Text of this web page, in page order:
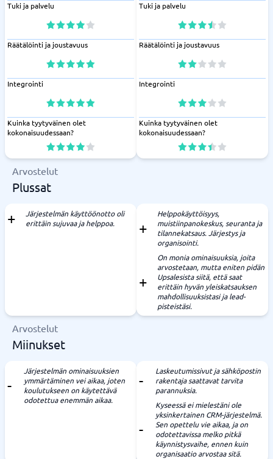
Tuki ja palvelu
Räätälöinti ja joustavuus
Integrointi
Kuinka tyytyväinen olet
kokonaisuudessaan?
Tuki ja palvelu
Räätälöinti ja joustavuus
Integrointi
Kuinka tyytyväinen olet
kokonaisuudessaan?
Arvostelut
Plussat
Järjestelmän käyttöönotto oli
erittäin sujuvaa ja helppoa.
Helppokäyttöisyys,
muistiinpanokeskus, seuranta ja
tilannekatsaus. Järjestys ja
organisointi.
On monia ominaisuuksia, joita
arvostetaan, mutta eniten pidän
Upsalesista siitä, että saat
erittäin hyvän yleiskatsauksen
mahdollisuuksistasi ja lead-
pisteistäsi.
Arvostelut
Miinukset
Järjestelmän ominaisuuksien
ymmärtäminen vei aikaa, joten
koulutukseen on käytettävä
odotettua enemmän aikaa.
Laskeutumissivut ja sähköpostin
rakentaja saattavat tarvita
parannuksia.
Kyseessä ei mielestäni ole
yksinkertainen CRM-järjestelmä.
Sen opettelu vie aikaa, ja on
odotettavissa melko pitkä
käynnistysvaihe, ennen kuin
organisaatio arvostaa sitä.